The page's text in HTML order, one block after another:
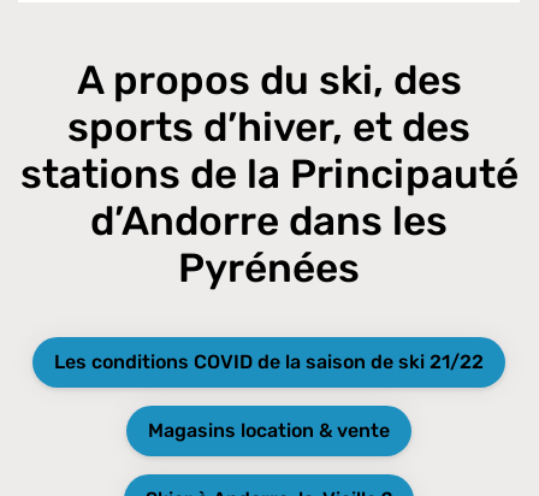
A propos du ski, des
sports d’hiver, et des
stations de la Principauté
d’Andorre dans les
Pyrénées
Les conditions COVID de la saison de ski 21/22
Magasins location & vente